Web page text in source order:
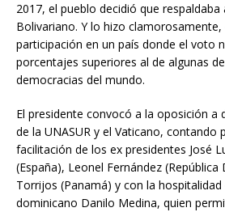
2017, el pueblo decidió que respaldaba
Bolivariano. Y lo hizo
participación en un país donde el voto
porcentajes superiores al de algunas
democracias del mundo.
El presidente convocó a la oposición a
de la UNASUR y el Vaticano, contando
facilitación de los ex presidentes José
(España), Leonel Fernández
Torrijos (Panamá) y con la hospitalidad
dominicano Danilo Medina, quien